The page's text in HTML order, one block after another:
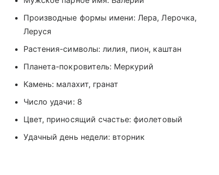
Производные формы имени: Лера, Лерочка,
Леруся
Растения-символы: лилия, пион, каштан
Планета-покровитель: Меркурий
Камень: малахит, гранат
Число удачи: 8
Цвет, приносящий счастье: фиолетовый
Удачный день недели: вторник